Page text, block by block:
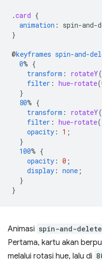
.card {
animation : spin-and-
}
@keyframes spin-and-
0% {
transform : rotateY(
filter : hue-rotate(
}
80% {
transform : rotateY(
filter : hue-rotate(
opacity : 1 ;
}
100% {
opacity : 0 ;
display : none ;
}
}
Animasi spin-and-delete
Pertama, kartu akan
melalui rotasi hue, lalu di